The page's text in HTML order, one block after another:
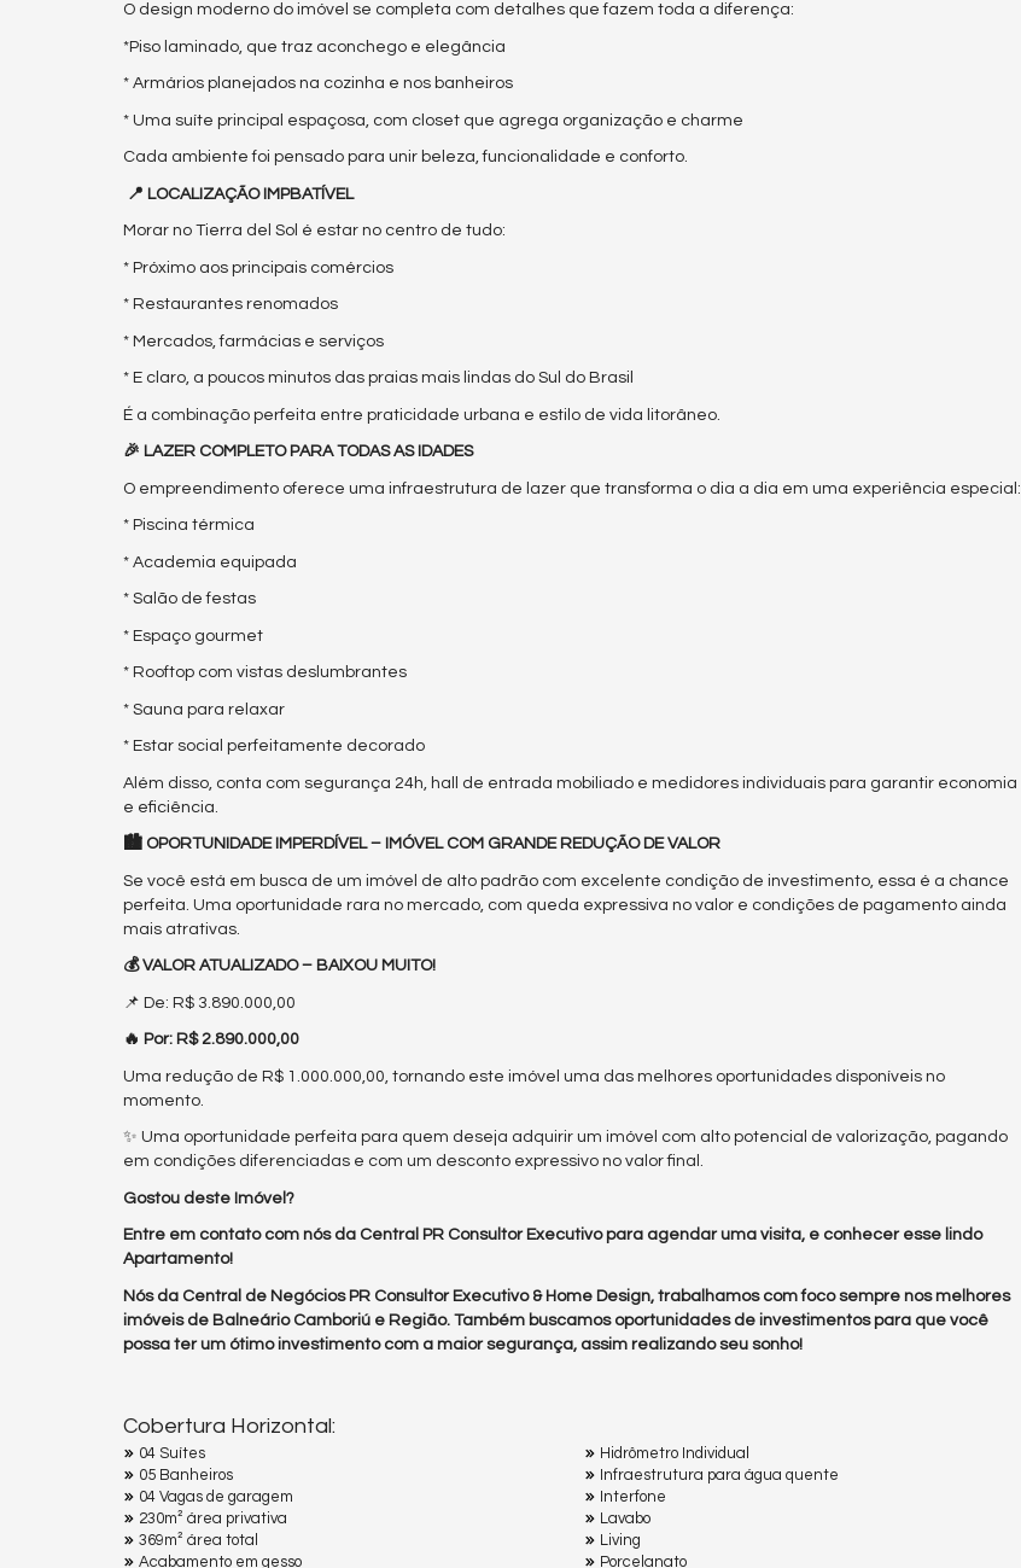
O design moderno do imóvel se completa com detalhes que fazem toda a diferença:
*Piso laminado, que traz aconchego e elegância
* Armários planejados na cozinha e nos banheiros
* Uma suíte principal espaçosa, com closet que agrega organização e charme
Cada ambiente foi pensado para unir beleza, funcionalidade e conforto.
📍 LOCALIZAÇÃO IMPBATÍVEL
Morar no Tierra del Sol é estar no centro de tudo:
* Próximo aos principais comércios
* Restaurantes renomados
* Mercados, farmácias e serviços
* E claro, a poucos minutos das praias mais lindas do Sul do Brasil
É a combinação perfeita entre praticidade urbana e estilo de vida litorâneo.
🎉 LAZER COMPLETO PARA TODAS AS IDADES
O empreendimento oferece uma infraestrutura de lazer que transforma o dia a dia em uma experiência especial:
* Piscina térmica
* Academia equipada
* Salão de festas
* Espaço gourmet
* Rooftop com vistas deslumbrantes
* Sauna para relaxar
* Estar social perfeitamente decorado
Além disso, conta com segurança 24h, hall de entrada mobiliado e medidores individuais para garantir economia
e eficiência.
🏙️ OPORTUNIDADE IMPERDÍVEL – IMÓVEL COM GRANDE REDUÇÃO DE VALOR
Se você está em busca de um imóvel de alto padrão com excelente condição de investimento, essa é a chance
perfeita. Uma oportunidade rara no mercado, com queda expressiva no valor e condições de pagamento ainda
mais atrativas.
💰 VALOR ATUALIZADO – BAIXOU MUITO!
📌 De: R$ 3.890.000,00
🔥 Por: R$ 2.890.000,00
Uma redução de R$ 1.000.000,00, tornando este imóvel uma das melhores oportunidades disponíveis no
momento.
✨ Uma oportunidade perfeita para quem deseja adquirir um imóvel com alto potencial de valorização, pagando
em condições diferenciadas e com um desconto expressivo no valor final.
Gostou deste Imóvel?
Entre em contato com nós da Central PR Consultor Executivo para agendar uma visita, e conhecer esse lindo
Apartamento!
Nós da Central de Negócios PR Consultor Executivo & Home Design, trabalhamos com foco sempre nos melhores
imóveis de Balneário Camboriú e Região. Também buscamos oportunidades de investimentos para que você
possa ter um ótimo investimento com a maior segurança, assim realizando seu sonho!
Cobertura Horizontal:
04 Suítes
05 Banheiros
04 Vagas de garagem
230m² área privativa
369m² área total
Acabamento em gesso
Hidrômetro Individual
Infraestrutura para água quente
Interfone
Lavabo
Living
Porcelanato